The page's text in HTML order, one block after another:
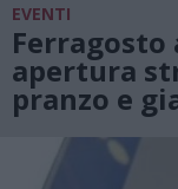
EVENTI
Ferragosto
apertura
pranzo e